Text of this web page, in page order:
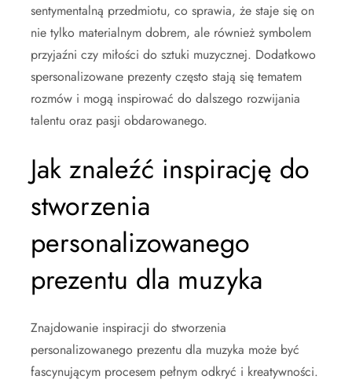
sentymentalną przedmiotu, co sprawia, że staje się on
nie tylko materialnym dobrem, ale również symbolem
przyjaźni czy miłości do sztuki muzycznej. Dodatkowo
spersonalizowane prezenty często stają się tematem
rozmów i mogą inspirować do dalszego rozwijania
talentu oraz pasji obdarowanego.
Jak znaleźć inspirację do
stworzenia
personalizowanego
prezentu dla muzyka
Znajdowanie inspiracji do stworzenia
personalizowanego prezentu dla muzyka może być
fascynującym procesem pełnym odkryć i kreatywności.